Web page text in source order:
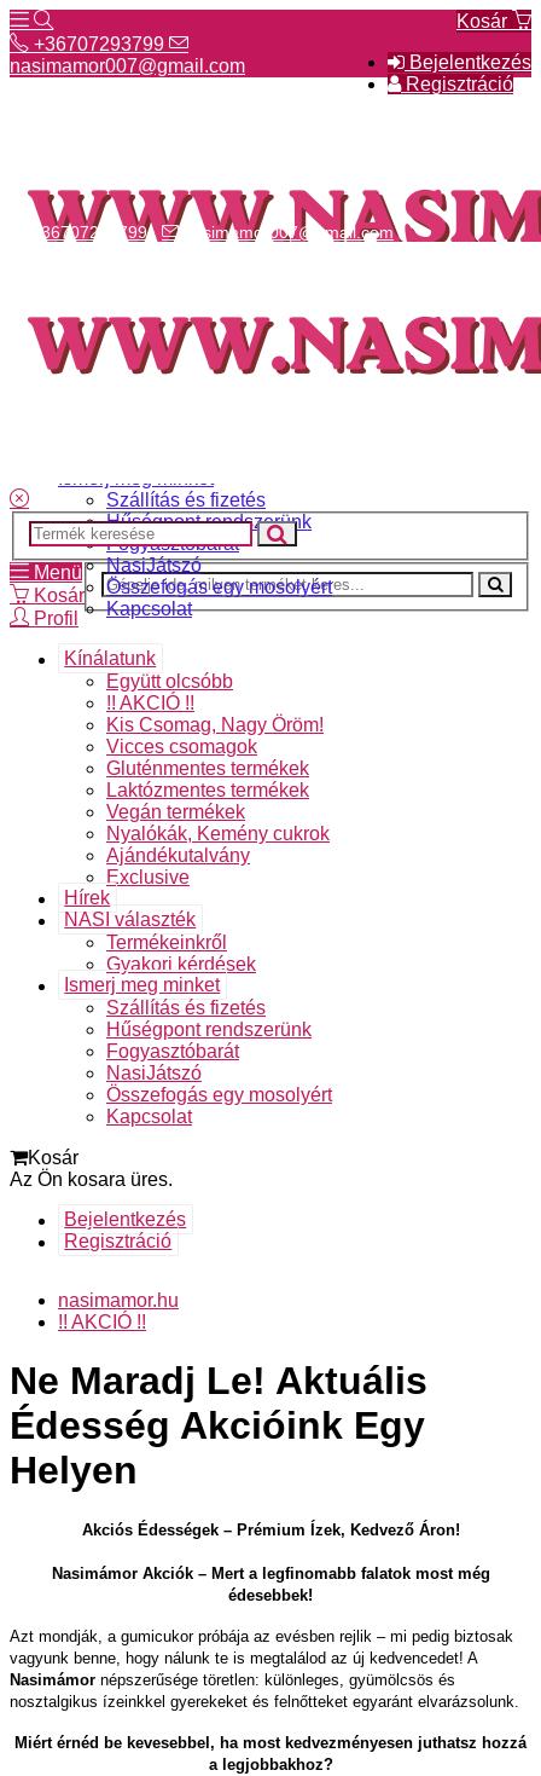
Kosár
Bejelentkezés
Regisztráció
+36707293799
nasimamor007@gmail.com
Szállítás és fizetés
Hűségpont rendszerünk
Fogyasztóbarát
NasiJátszó
Összefogás egy mosolyért
Kapcsolat
+36707293799 nasimamor007@gmail.com
Menü
Kosár
Profil
Kínálatunk
Együtt olcsóbb
!! AKCIÓ !!
Kis Csomag, Nagy Öröm!
Vicces csomagok
Gluténmentes termékek
Laktózmentes termékek
Vegán termékek
Nyalókák, Kemény cukrok
Ajándékutalvány
Exclusive
Hírek
NASI választék
Termékeinkről
Gyakori kérdések
Ismerj meg minket
Szállítás és fizetés
Hűségpont rendszerünk
Fogyasztóbarát
NasiJátszó
Összefogás egy mosolyért
Kapcsolat
Kosár
Az Ön kosara üres.
Bejelentkezés
Regisztráció
nasimamor.hu
!! AKCIÓ !!
Ne Maradj Le! Aktuális
Édesség Akcióink Egy
Helyen
Akciós Édességek – Prémium Ízek, Kedvező Áron!
Nasimámor Akciók – Mert a legfinomabb falatok most még
édesebbek!
Azt mondják, a gumicukor próbája az evésben rejlik – mi pedig biztosak
vagyunk benne, hogy nálunk te is megtalálod az új kedvencedet! A
Nasimámor népszerűsége töretlen: különleges, gyümölcsös és
nosztalgikus ízeinkkel gyerekeket és felnőtteket egyaránt elvarázsolunk.
Miért érnéd be kevesebbel, ha most kedvezményesen juthatsz hozzá
a legjobbakhoz?